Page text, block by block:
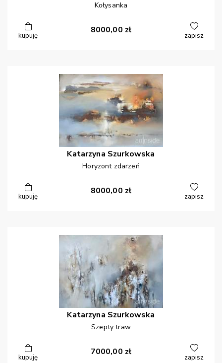
Kołysanka
kupuję
8000,00 zł
zapisz
Katarzyna Szurkowska
Horyzont zdarzeń
kupuję
8000,00 zł
zapisz
Katarzyna Szurkowska
Szepty traw
kupuję
7000,00 zł
zapisz